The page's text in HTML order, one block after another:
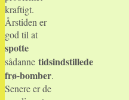
kraftigt.
Årstiden er
god til at
spotte
sådanne tidsindstillede
frø-bomber.
Senere er de